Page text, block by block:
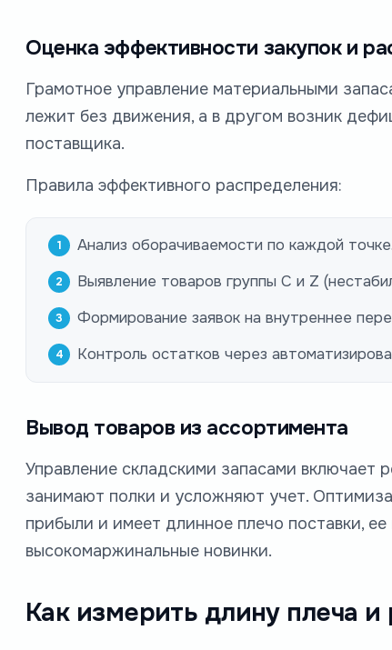
Оценка эффективности закупок и
Грамотное управление материальными
лежит без движения, а в другом возник
поставщика.
Правила эффективного распределения:
Анализ оборачиваемости по каждой точке.
Выявление товаров группы C и Z
Формирование заявок на внутреннее
Контроль остатков через
Вывод товаров из ассортимента
Управление складскими запасами включает
занимают полки и усложняют учет.
прибыли и имеет длинное плечо поставки,
высокомаржинальные новинки.
Как измерить длину плеча и